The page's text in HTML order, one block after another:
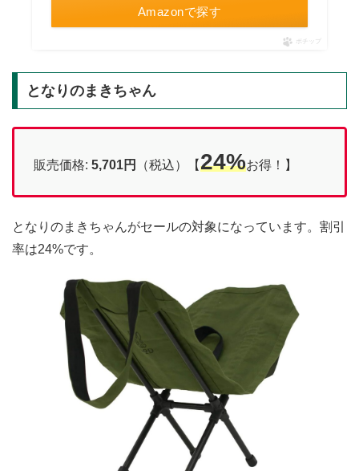
Amazonで探す
ポチップ
となりのまきちゃん
販売価格: 5,701円 （税込）【24%お得！】
となりのまきちゃんがセールの対象になっています。割引
率は24%です。